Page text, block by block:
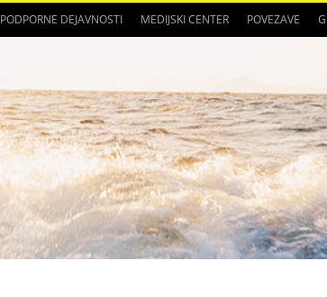
PODPORNE DEJAVNOSTI MEDIJSKI CENTER POVEZAVE